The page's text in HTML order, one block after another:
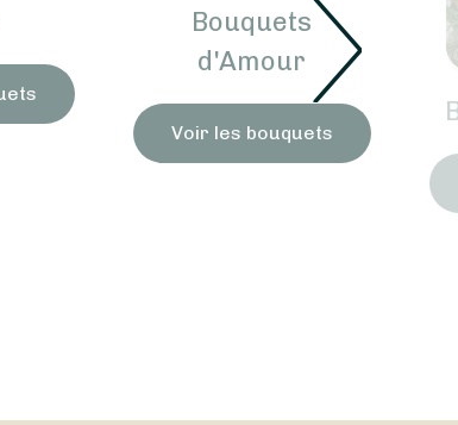
Bouquets
d'Amour
Voir les bouquets